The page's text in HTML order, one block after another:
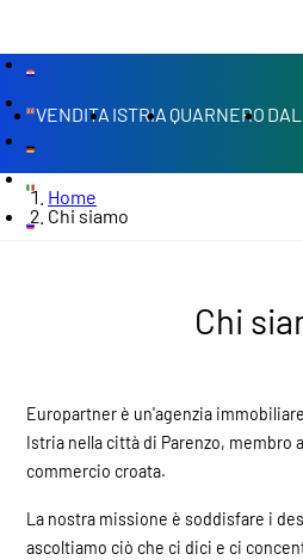
VENDITA ISTRIA QUARNERO
Home
Chi siamo
Chi
Europartner è un'agenzia
Istria nella città di Parenzo, membro
commercio croata.
La nostra missione è soddisfare i
ascoltiamo ciò che ci dici e ci